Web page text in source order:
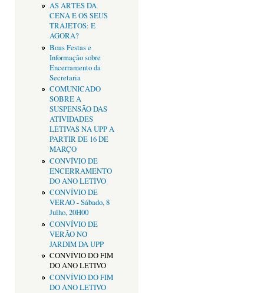
AS ARTES DA
CENA E OS SEUS
TRAJETOS: E
AGORA?
Boas Festas e
Informação sobre
Encerramento da
Secretaria
COMUNICADO
SOBRE A
SUSPENSÃO DAS
ATIVIDADES
LETIVAS NA UPP A
PARTIR DE 16 DE
MARÇO
CONVÍVIO DE
ENCERRAMENTO
DO ANO LETIVO
CONVÍVIO DE
VERAO - Sábado, 8
Julho, 20H00
CONVÍVIO DE
VERÃO NO
JARDIM DA UPP
CONVÍVIO DO FIM
DO ANO LETIVO
CONVÍVIO DO FIM
DO ANO LETIVO